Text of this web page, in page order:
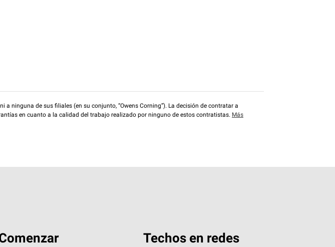
ninguna de sus filiales (en su conjunto, “Owens Corning”). La decisión de contratar a
en cuanto a la calidad del trabajo realizado por ninguno de estos contratistas. Más
Techos en redes